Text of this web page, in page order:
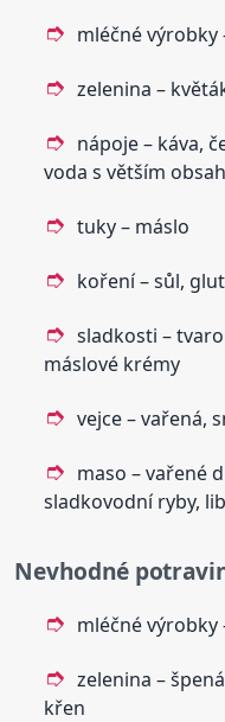
mléčné výrobky
zelenina –
nápoje – káva,
voda s větším
tuky – máslo
koření – sůl,
sladkosti –
máslové krémy
vejce – vařená,
maso – vařené
sladkovodní ryby,
Nevhodné
mléčné výrobky
zelenina –
křen